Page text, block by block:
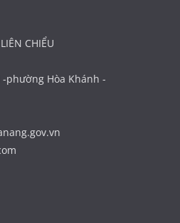
CHIỂU
phường Hòa Khánh -